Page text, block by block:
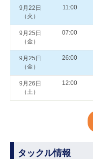
9月22日
（火）
11:00
9月25日
（金）
07:00
9月25日
（金）
26:00
9月26日
（土）
12:00
タックル情報